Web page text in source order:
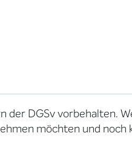
der DGSv vorbehalten.
möchten und